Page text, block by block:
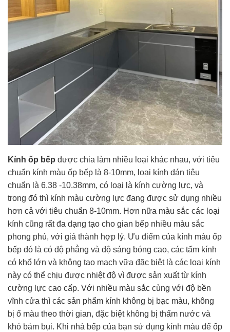
Kính ốp bếp được chia làm nhiều loại khác nhau, với tiêu
chuẩn kính màu ốp bếp là 8-10mm, loại kính dán tiêu
chuẩn là 6.38 -10.38mm, có loại là kính cường lực, và
trong đó thì kính màu cường lực đang được sử dụng nhiều
hơn cả với tiêu chuẩn 8-10mm. Hơn nữa màu sắc các loại
kính cũng rất đa dạng tạo cho gian bếp nhiều màu sắc
phong phú, với giá thành hợp lý. Ưu điểm của kính màu ốp
bếp đó là có độ phẳng và độ sáng bóng cao, các tấm kính
có khổ lớn và không tạo mạch vữa đặc biệt là các loại kính
này có thể chịu được nhiệt độ vì được sản xuất từ kính
cường lực cao cấp. Với nhiều màu sắc cùng với độ bền
vĩnh cửa thì các sản phẩm kính không bị bạc màu, không
bị ố màu theo thời gian, đặc biệt không bị thấm nước và
khó bám bụi. Khi nhà bếp của bạn sử dụng kính màu để ốp